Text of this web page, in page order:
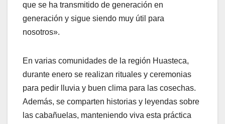
que se ha transmitido de generación en
generación y sigue siendo muy útil para
nosotros».
En varias comunidades de la región Huasteca,
durante enero se realizan rituales y ceremonias
para pedir lluvia y buen clima para las cosechas.
Además, se comparten historias y leyendas sobre
las cabañuelas, manteniendo viva esta práctica